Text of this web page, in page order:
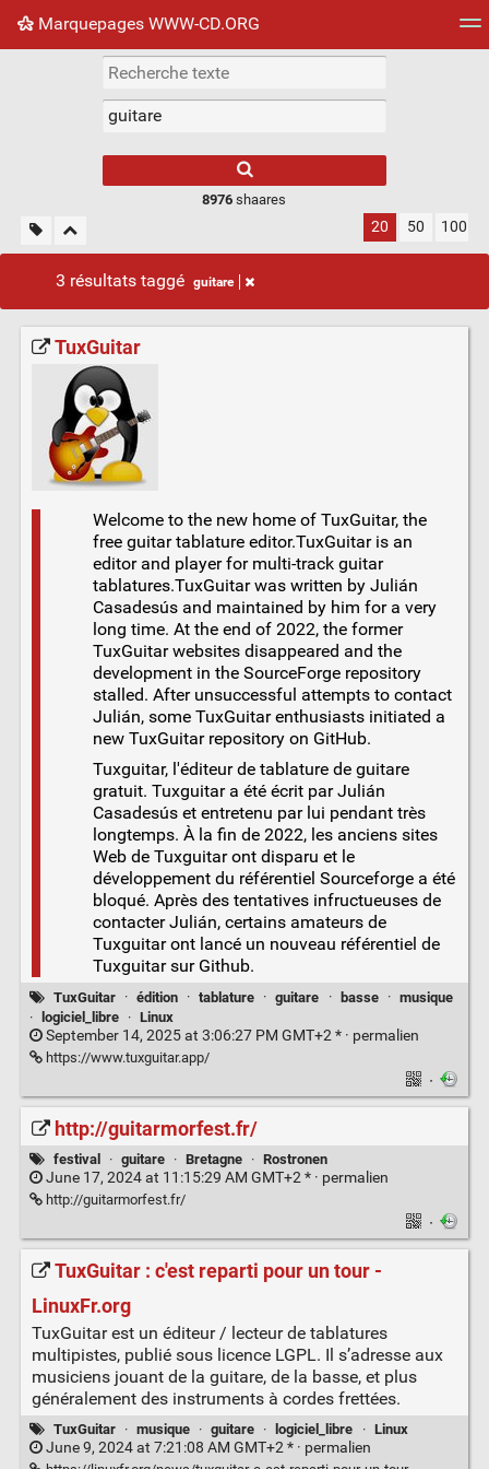
Marquepages WWW-CD.ORG
Nuage de tags Mur d'images
8976 shaares
20 50 100
3 résultats taggé guitare
TuxGuitar
Welcome to the new home of TuxGuitar, the
free guitar tablature editor.TuxGuitar is an
editor and player for multi-track guitar
tablatures.TuxGuitar was written by Julián
Casadesús and maintained by him for a very
long time. At the end of 2022, the former
TuxGuitar websites disappeared and the
development in the SourceForge repository
stalled. After unsuccessful attempts to contact
Julián, some TuxGuitar enthusiasts initiated a
new TuxGuitar repository on GitHub.
Tuxguitar, l'éditeur de tablature de guitare
gratuit. Tuxguitar a été écrit par Julián
Casadesús et entretenu par lui pendant très
longtemps. À la fin de 2022, les anciens sites
Web de Tuxguitar ont disparu et le
développement du référentiel Sourceforge a été
bloqué. Après des tentatives infructueuses de
contacter Julián, certains amateurs de
Tuxguitar ont lancé un nouveau référentiel de
Tuxguitar sur Github.
TuxGuitar · édition · tablature · guitare · basse · musique
·
logiciel_libre · Linux
September 14, 2025 at 3:06:27 PM GMT+2 * · permalien
https://www.tuxguitar.app/
·
http://guitarmorfest.fr/
festival · guitare · Bretagne · Rostronen
June 17, 2024 at 11:15:29 AM GMT+2 * · permalien
http://guitarmorfest.fr/
·
TuxGuitar : c'est reparti pour un tour -
LinuxFr.org
TuxGuitar est un éditeur / lecteur de tablatures
multipistes, publié sous licence LGPL. Il s’adresse aux
musiciens jouant de la guitare, de la basse, et plus
généralement des instruments à cordes frettées.
TuxGuitar · musique · guitare · logiciel_libre · Linux
June 9, 2024 at 7:21:08 AM GMT+2 * · permalien